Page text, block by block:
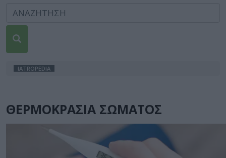
IATROPEDIA
ΘΕΡΜΟΚΡΑΣΙΑ ΣΩΜΑΤΟΣ